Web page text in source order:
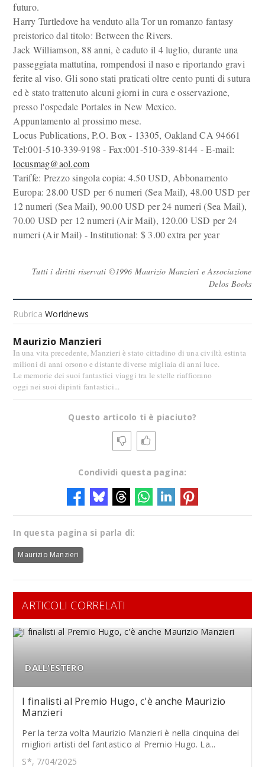
futuro.
Harry Turtledove ha venduto alla Tor un romanzo fantasy
preistorico dal titolo: Between the Rivers.
Jack Williamson, 88 anni, è caduto il 4 luglio, durante una
passeggiata mattutina, rompendosi il naso e riportando gravi
ferite al viso. Gli sono stati praticati oltre cento punti di sutura
ed è stato trattenuto alcuni giorni in cura e osservazione,
presso l'ospedale Portales in New Mexico.
Appuntamento al prossimo mese.
Locus Publications, P.O. Box - 13305, Oakland CA 94661
Tel:001-510-339-9198 - Fax:001-510-339-8144 - E-mail:
locusmag@aol.com
Tariffe: Prezzo singola copia: 4.50 USD, Abbonamento
Europa: 28.00 USD per 6 numeri (Sea Mail), 48.00 USD per
12 numeri (Sea Mail), 90.00 USD per 24 numeri (Sea Mail),
70.00 USD per 12 numeri (Air Mail), 120.00 USD per 24
numeri (Air Mail) - Institutional: $ 3.00 extra per year
Tutti i diritti riservati ©1996 Maurizio Manzieri e Associazione
Delos Books
RubricaWorldnews
Maurizio Manzieri
In una vita precedente, Manzieri è stato cittadino di una civiltà estinta
milioni di anni orsono e distante diverse migliaia di anni luce.
Le memorie dei suoi fantastici viaggi tra le stelle riaffiorano
oggi nei suoi dipinti fantastici...
Questo articolo ti è piaciuto?
Condividi questa pagina:
In questa pagina si parla di:
Maurizio Manzieri
ARTICOLI CORRELATI
DALL'ESTERO
I finalisti al Premio Hugo, c'è anche Maurizio
Manzieri
Per la terza volta Maurizio Manzieri è nella cinquina dei
migliori artisti del fantastico al Premio Hugo. La...
S*, 7/04/2025